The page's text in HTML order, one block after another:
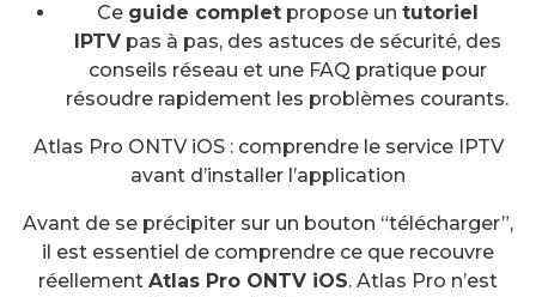
Ce guide completpropose un tutoriel
IPTVpas à pas, des astuces de sécurité, des
conseils réseau et une FAQ pratique pour
résoudre rapidement les problèmes courants.
Atlas Pro ONTV iOS : comprendre le service IPTV
avant d’installer l’application
Avant de se précipiter sur un bouton “télécharger”,
il est essentiel de comprendre ce que recouvre
réellement Atlas Pro ONTV iOS. Atlas Pro n’est